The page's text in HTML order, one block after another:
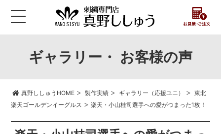
ギャラリー・ お客様の声
真野ししゅうHOME> 製作実績> ギャラリー（応援ユニ） > 東北
楽天ゴールデンイーグルス >楽天・小山桂司選手への愛がつまった1枚！